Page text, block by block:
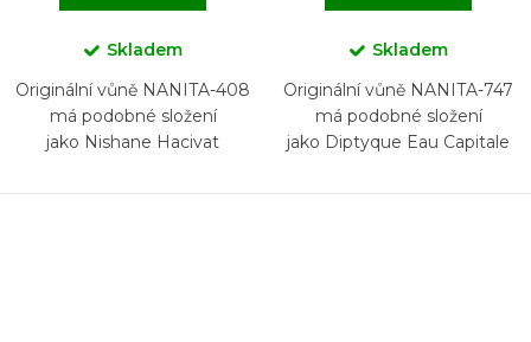
Skladem
Originální vůně NANITA-408
má podobné složení
jako Nishane Hacivat
Skladem
Originální vůně NANITA-747
má podobné složení
jako Diptyque Eau Capitale